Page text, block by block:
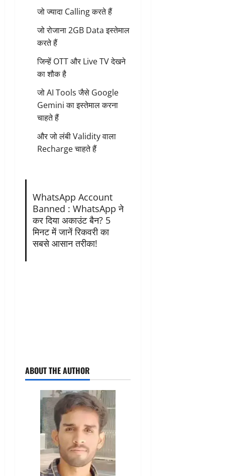
जो ज्यादा Calling करते हैं
जो रोजाना 2GB Data इस्तेमाल
करते हैं
जिन्हें OTT और Live TV देखने
का शौक है
जो AI Tools जैसे Google
Gemini का इस्तेमाल करना
चाहते हैं
और जो लंबी Validity वाला
Recharge चाहते हैं
WhatsApp Account
Banned : WhatsApp ने
कर दिया अकाउंट बैन? 5
मिनट में जानें रिकवरी का
सबसे आसान तरीका!
ABOUT THE AUTHOR